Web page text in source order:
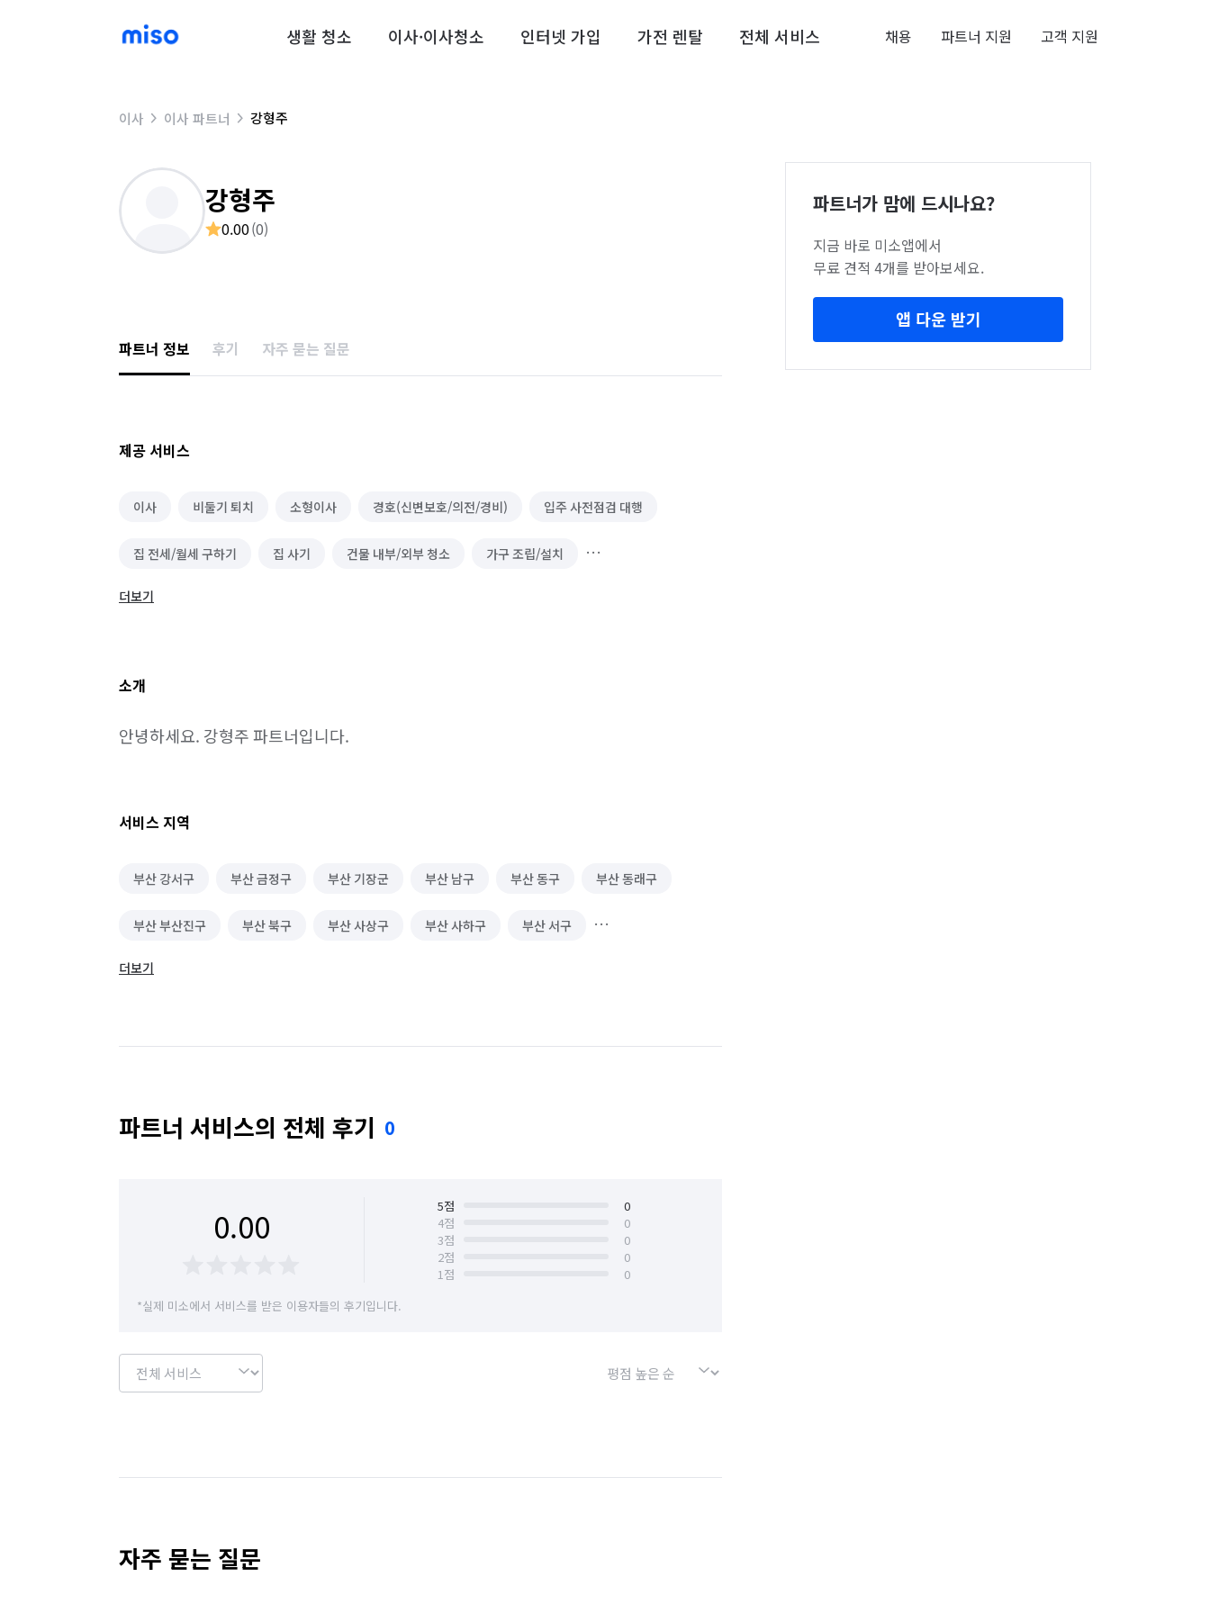
생활 청소 이사·이사청소 인터넷 가입 가전 렌탈 전체 서비스 채용 파트너 지원 고객 지원
이사 이사 파트너 강형주
강형주
0.00(0)
파트너 정보 후기 자주 묻는 질문
제공 서비스
이사 비둘기 퇴치 소형이사 경호(신변보호/의전/경비) 입주 사전점검 대행
집 전세/월세 구하기 집 사기 건물 내부/외부 청소 가구 조립/설치
그물망 설치 (안전망/스포츠망 등)
더보기
소개
안녕하세요. 강형주 파트너입니다.
서비스 지역
부산 강서구 부산 금정구 부산 기장군 부산 남구 부산 동구 부산 동래구
부산 부산진구 부산 북구 부산 사상구 부산 사하구 부산 서구
부산 수영구
더보기
파트너 서비스의 전체 후기 0
0.00 5점
0
4점
0
3점
0
2점
0
1점
0
*실제 미소에서 서비스를 받은 이용자들의 후기입니다.
자주 묻는 질문
파트너가 맘에 드시나요?
지금 바로 미소앱에서
무료 견적 4개를 받아보세요.
앱 다운 받기